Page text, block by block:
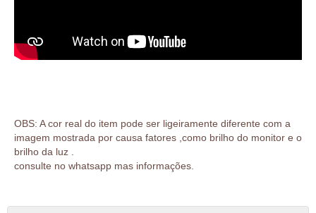
OBS: A cor real do item pode ser ligeiramente diferente com a
imagem mostrada por causa fatores ,como brilho do monitor e o
brilho da luz .
consulte no whatsapp mas informações.